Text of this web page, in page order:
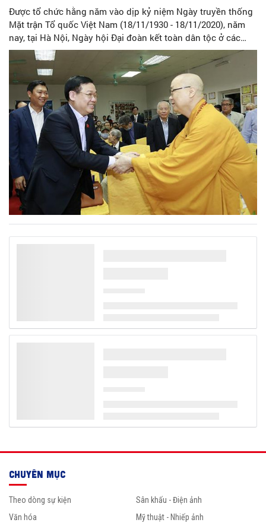
Được tổ chức hằng năm vào dịp kỷ niệm Ngày truyền thống
Mặt trận Tổ quốc Việt Nam (18/11/1930 - 18/11/2020), năm
nay, tại Hà Nội, Ngày hội Đại đoàn kết toàn dân tộc ở các
khu dân cư tạo khí thế sôi nổi, ấm áp, cùng ôn lại truyền
thống lịch sử, phát huy được sức mạnh khối đại đoàn kết,
động viên các tầng lớp nhân dân thực hiện tốt các cuộc vận
động, các phong trào thi đua yêu nước và quy chế dân chủ
ở cơ sở.
CHUYÊN MỤC
Theo dòng sự kiện
Văn hóa
Sân khấu - Điện ảnh
Mỹ thuật - Nhiếp ảnh